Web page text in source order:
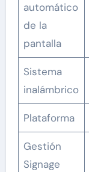
automático
de la
pantalla
Sistema
inalámbrico
Plataforma
Gestión
Signage